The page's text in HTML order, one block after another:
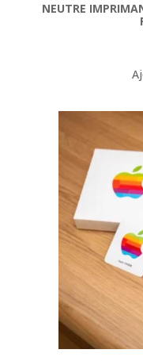
NEUTRE